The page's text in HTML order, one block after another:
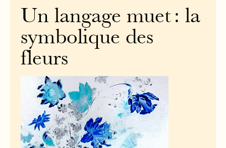
Un langage muet : la
symbolique des
fleurs